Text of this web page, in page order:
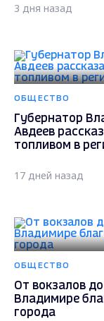
3 дня назад
ОБЩЕСТВО
Губернатор
Авдеев
топливом в
17 дней назад
ОБЩЕСТВО
От вокзалов
Владимире
города